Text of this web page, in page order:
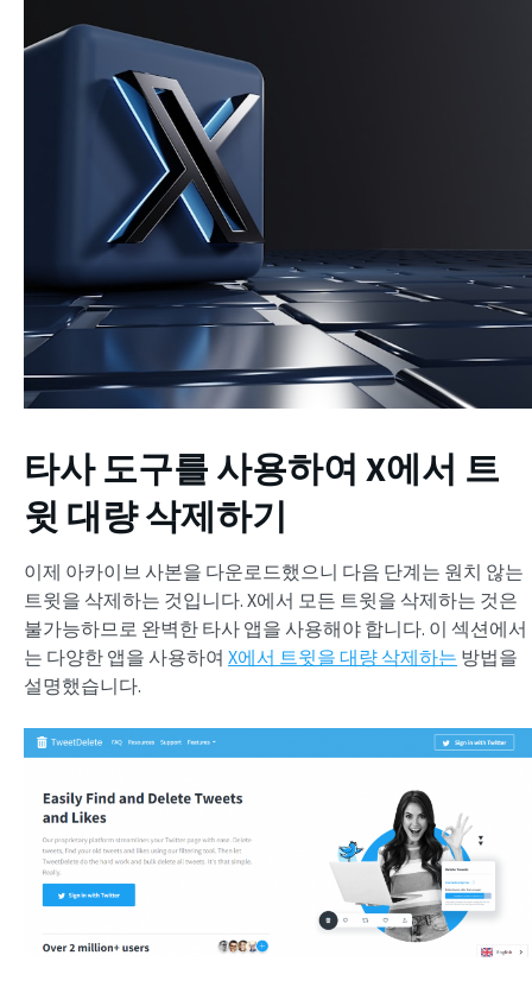
타사 도구를 사용하여 X에서 트
윗 대량 삭제하기
이제 아카이브 사본을 다운로드했으니 다음 단계는 원치 않는
트윗을 삭제하는 것입니다. X에서 모든 트윗을 삭제하는 것은
불가능하므로 완벽한 타사 앱을 사용해야 합니다. 이 섹션에서
는 다양한 앱을 사용하여 X에서 트윗을 대량 삭제하는 방법을
설명했습니다.